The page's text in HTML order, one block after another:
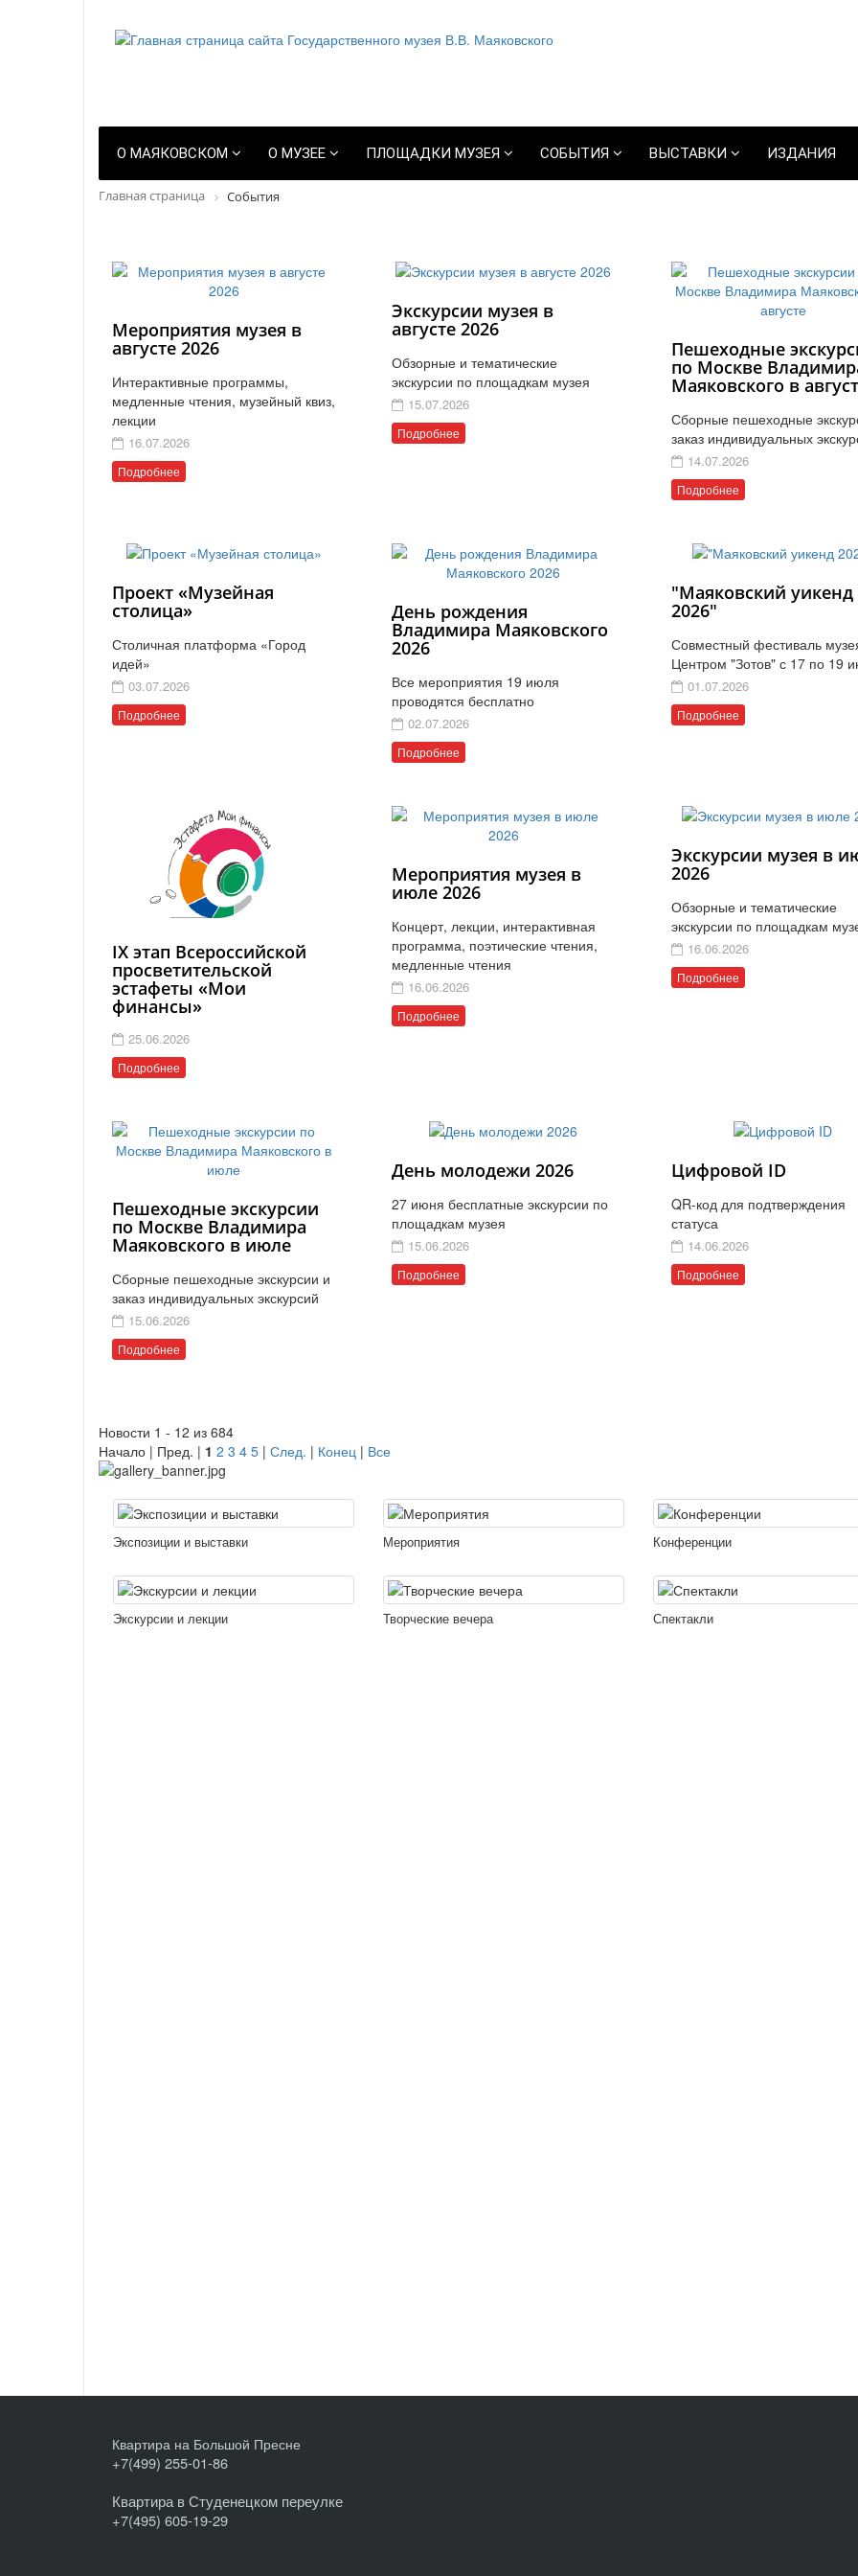
О МАЯКОВСКОМ О МУЗЕЕ ПЛОЩАДКИ МУЗЕЯ СОБЫТИЯ ВЫСТАВКИ ИЗДАНИЯ
Главная страница События
Мероприятия музея в
августе 2026
Интерактивные программы,
медленные чтения, музейный квиз,
лекции
16.07.2026
Подробнее
Экскурсии музея в
августе 2026
Обзорные и тематические
экскурсии по площадкам музея
15.07.2026
Подробнее
Пешеходные
по Москве
Маяковского в
Сборные пешеходные
заказ индивидуальных
14.07.2026
Подробнее
Проект «Музейная
столица»
Столичная платформа «Город
идей»
03.07.2026
Подробнее
День рождения
Владимира Маяковского
2026
Все мероприятия 19 июля
проводятся бесплатно
02.07.2026
Подробнее
"Маяковский уикенд
2026"
Совместный фестиваль
Центром "Зотов" с 17 по 19
01.07.2026
Подробнее
IX этап Всероссийской
просветительской
эстафеты «Мои
финансы»
25.06.2026
Подробнее
Мероприятия музея в
июле 2026
Концерт, лекции, интерактивная
программа, поэтические чтения,
медленные чтения
16.06.2026
Подробнее
Экскурсии музея в
2026
Обзорные и тематические
экскурсии по площадкам
16.06.2026
Подробнее
Пешеходные экскурсии
по Москве Владимира
Маяковского в июле
Сборные пешеходные экскурсии и
заказ индивидуальных экскурсий
15.06.2026
Подробнее
День молодежи 2026
27 июня бесплатные экскурсии по
площадкам музея
15.06.2026
Подробнее
Цифровой ID
QR-код для подтверждения
статуса
14.06.2026
Подробнее
Новости 1 - 12 из 684
Начало | Пред. | 1 2 3 4 5 | След. | Конец | Все
Экспозиции и выставки Мероприятия Конференции
Экскурсии и лекции Творческие вечера Спектакли
Квартира на Большой Пресне
+7(499) 255-01-86
Квартира в Студенецком переулке
+7(495) 605-19-29